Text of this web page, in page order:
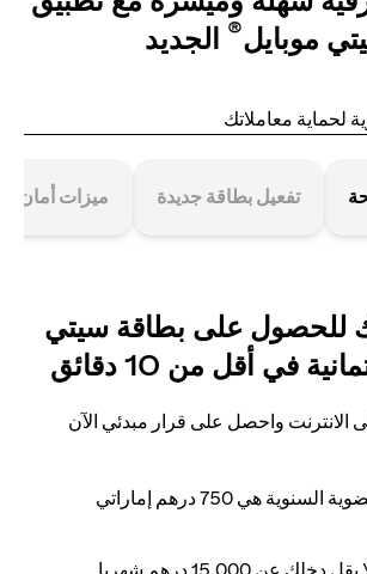
موبايل® الجديد
تفعيل بطاقة جديدة ميزات أمان
للحصول على بطاقة سيتي
في أقل من 10 دقائق
الانترنت واحصل على قرار مبدئي الآن
هي 750 درهم إماراتي